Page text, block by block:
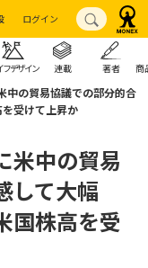
ログイン
フデザイン 連載 著者 商
中の貿易協議での部分的合
受けて上昇か
米中の貿易
して大幅
国株高を受